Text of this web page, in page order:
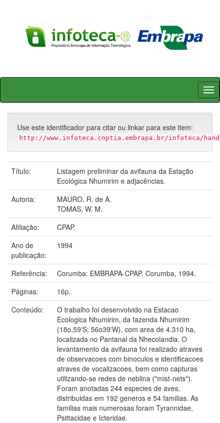
Skip
Use este identificador para citar ou linkar para este item:
http://www.infoteca.cnptia.embrapa.br/infoteca/
Título:
Listagem preliminar da avifauna da Estação
Ecológica Nhumirim e adjacências.
Autoria:
MAURO, R. de A.
TOMAS, W. M.
Afiliação:
CPAP.
Ano de
publicação:
1994
Referência:
Corumba: EMBRAPA-CPAP. Corumba, 1994.
Páginas:
16p.
Conteúdo:
O trabalho foi desenvolvido na Estacao
Ecologica Nhumirim, da fazenda Nhumirim
(18o,59'S; 56o39'W), com area de 4.310 ha,
localizada no Pantanal da Nhecolandia. O
levantamento da avifauna foi realizado atraves
de observacoes com binoculos e identificacoes
atraves de vocalizacoes, bem como capturas
utilizando-se redes de neblina ("mist-nets").
Foram anotadas 244 especies de aves,
distribuidas em 192 generos e 54 familias. As
familias mais numerosas foram Tyrannidae,
Psittacidae e Icteridae.